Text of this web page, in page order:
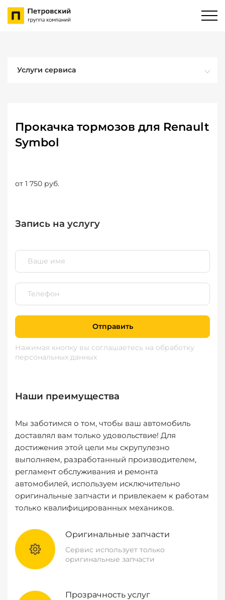
Услуги сервиса
Прокачка тормозов для Renault
Symbol
от 1 750 руб.
Запись на услугу
Отправить
Нажимая кнопку вы соглашаетесь на обработку
персональных данных
Наши преимущества
Мы заботимся о том, чтобы ваш автомобиль
доставлял вам только удовольствие! Для
достижения этой цели мы скрупулезно
выполняем, разработанный производителем,
регламент обслуживания и ремонта
автомобилей, используем исключительно
оригинальные запчасти и привлекаем к работам
только квалифицированных механиков.
Оригинальные запчасти
Сервис использует только
оригинальные запчасти
Прозрачность услуг